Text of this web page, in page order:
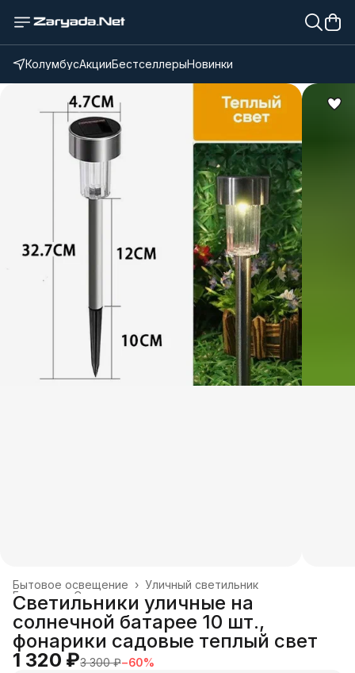
КолумбусАкцииБестселлерыНовинки
Уличный светильник
Бытовое освещение ›
Строительство и ремонт
Главная
Светильники уличные на
солнечной батарее 10 шт.,
фонарики садовые теплый свет
1 320 ₽3 300 ₽−60%